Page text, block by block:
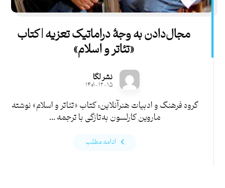
مجال‌دادن به‌ وجۀ دراماتیک تعزیه | کتاب
«تئاتر و اسلام»
نشر لگا
۱۴۰۱-۱۲-۱۵
گروه فرهنگ و ادبیات هنرآنلاین: کتاب «تئاتر و اسلام» نوشته
ماروین کارلسون به‌تازگی با ترجمه ...
ادامه مطلب